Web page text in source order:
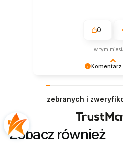
Komentarz
0
w tym
zebranych i
Zobacz również